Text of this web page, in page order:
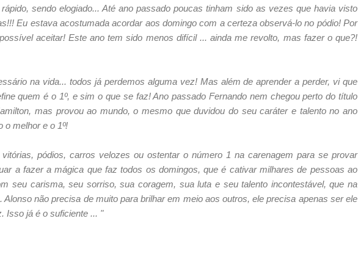
sendo elogiado... Até ano passado poucas tinham sido as vezes que havia visto
Eu estava acostumada acordar aos domingo com a certeza observá-lo no pódio! Por
aceitar! Este ano tem sido menos difícil ... ainda me revolto, mas fazer o que?!
na vida... todos já perdemos alguma vez! Mas além de aprender a perder, vi que
quem é o 1º, e sim o que se faz! Ano passado Fernando nem chegou perto do título
mas provou ao mundo, o mesmo que duvidou do seu caráter e talento no ano
o melhor e o 1º!
pódios, carros velozes ou ostentar o número 1 na carenagem para se provar
a fazer a mágica que faz todos os domingos, que é cativar milhares de pessoas ao
seu carisma, seu sorriso, sua coragem, sua luta e seu talento incontestável, que na
não precisa de muito para brilhar em meio aos outros, ele precisa apenas ser ele
Isso já é o suficiente ... "